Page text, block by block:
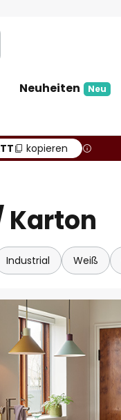
Neuheiten Neu
kopieren
Karton
Industrial Weiß